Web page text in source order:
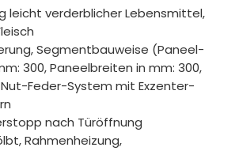
leicht verderblicher Lebensmittel,
Segmentbauweise (Paneel-
300, Paneelbreiten in mm: 300,
Nut-Feder-System mit Exzenter-
nach Türöffnung
Rahmenheizung,